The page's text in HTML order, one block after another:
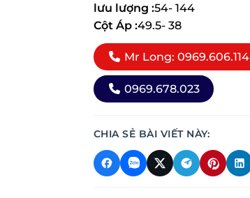
lưu lượng :54- 144
Cột Áp :49.5- 38
Mr Long: 0969.606.114
0969.678.023
CHIA SẺ BÀI VIẾT NÀY: